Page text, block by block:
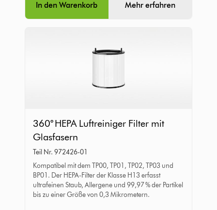
In den Warenkorb Mehr erfahren
HEPA
Luftreiniger
Filter
mit
Glasfasern
360° HEPA Luftreiniger Filter mit
Glasfasern
Teil Nr. 972426-01
Kompatibel mit dem TP00, TP01, TP02, TP03 und
BP01. Der HEPA-Filter der Klasse H13 erfasst
ultrafeinen Staub, Allergene und 99,97 % der Partikel
bis zu einer Größe von 0,3 Mikrometern.